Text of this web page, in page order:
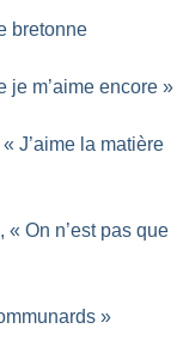
bretonne
je m’aime encore »
J’aime la matière
« On n’est pas que
»